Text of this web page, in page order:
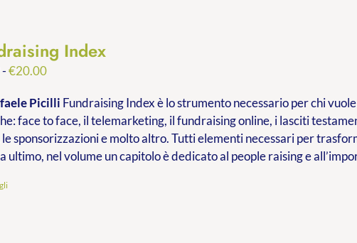
Index
-€20.00Fascia
prezzo:
da
€9.99
a
Picilli Fundraising Index è lo strumento necessario per chi
face to face, il telemarketing, il fundraising online, i lasciti
sponsorizzazioni e molto altro. Tutti elementi necessari per
ultimo, nel volume un capitolo è dedicato al people raising e